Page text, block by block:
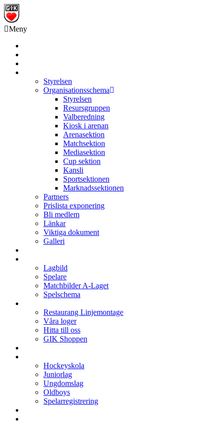
Meny
Styrelsen
Organisationsschema
Styrelsen
Resursgruppen
Valberedning
Kiosk i arenan
Arenasektion
Matchsektion
Mediasektion
Cup sektion
Kansli
Sportsektionen
Marknadssektionen
Partners
Prislista exponering
Bli medlem
Länkar
Viktiga dokument
Galleri
Lagbild
Spelare
Matchbilder A-Laget
Spelschema
Restaurang Linjemontage
Våra loger
Hitta till oss
GIK Shoppen
Hockeyskola
Juniorlag
Ungdomslag
Oldboys
Spelarregistrering